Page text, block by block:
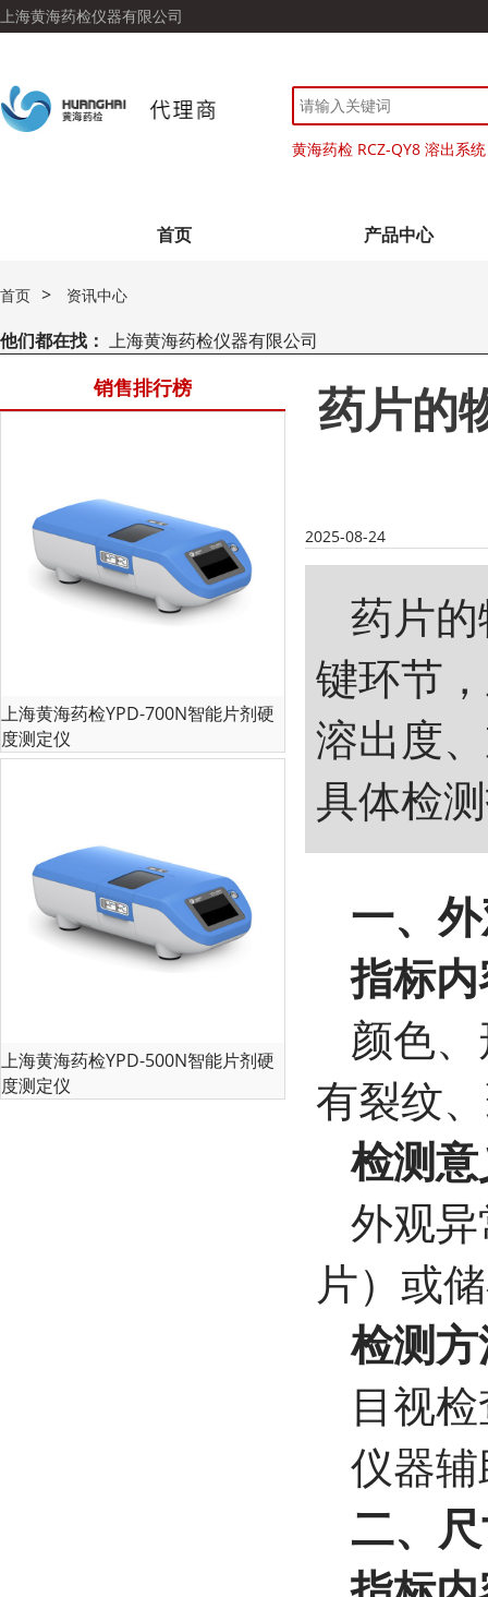
上海黄海药检仪器有限公司
黄海药检 RCZ-QY8 溶出系统
首页 产品中心
首页 > 资讯中心
他们都在找： 上海黄海药检仪器有限公司
销售排行榜
上海黄海药检YPD-700N智能片剂硬
度测定仪
上海黄海药检YPD-500N智能片剂硬
度测定仪
药片的
2025-08-24
药片
键环节
溶出度
具体检
一、
指标
颜色
有裂纹
检测
外观
片）或
检测
目视
仪器
二、